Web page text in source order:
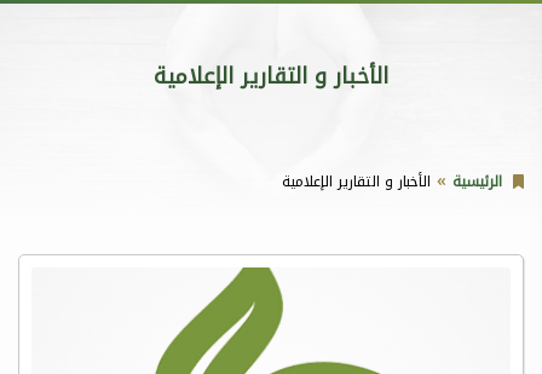
الأخبار و التقارير الإعلامية
الرئيسية الأخبار و التقارير الإعلامية